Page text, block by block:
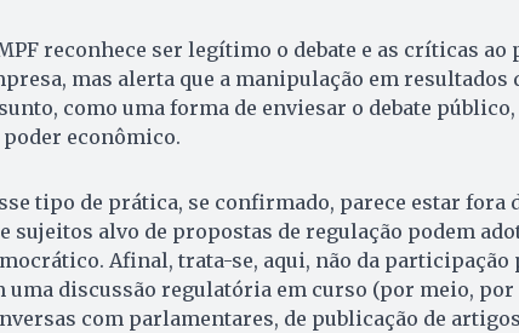
reconhece ser legítimo o debate e as críticas
mas alerta que a manipulação em resultados
como uma forma de enviesar o debate
poder econômico.
tipo de prática, se confirmado, parece estar fora
sujeitos alvo de propostas de regulação podem
Afinal, trata-se, aqui, não da
uma discussão regulatória em curso (por meio,
com parlamentares, de publicação de